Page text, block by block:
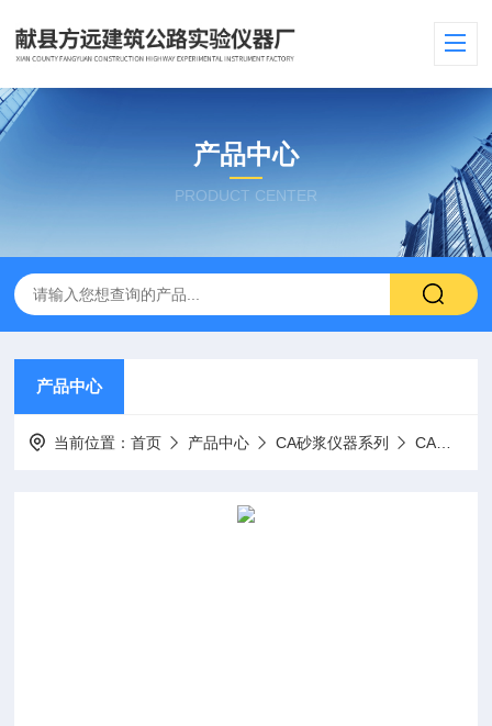
产品中心
PRODUCT CENTER
产品中心
当前位置：首页 产品中心 CA砂浆仪器系列 CA砂浆热膨胀系数测试仪